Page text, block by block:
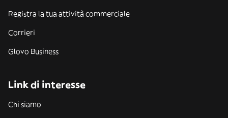
Registra la tua attività commerciale
Corrieri
Glovo Business
Link di interesse
Chi siamo